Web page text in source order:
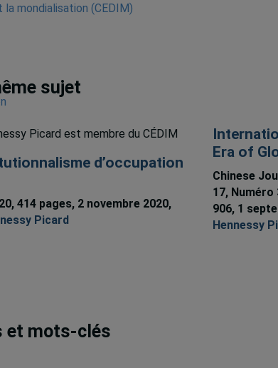
la mondialisation (CEDIM)
sujet
Picard est membre du CÉDIM
d’occupation
414 pages, 2 novembre 2020,
Picard
Era of
Chinese
17, Numéro
906, 1
Hennessy
et mots-clés